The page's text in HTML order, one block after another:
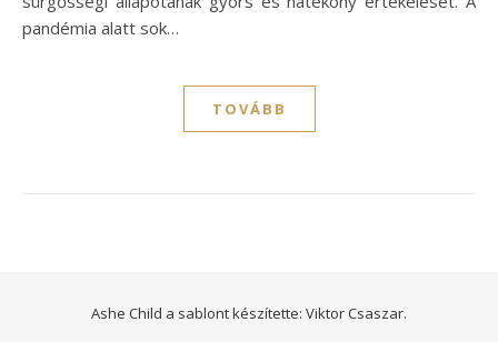
pandémia alatt sok…
TOVÁBB
Ashe Child a sablont készítette: Viktor Csaszar.